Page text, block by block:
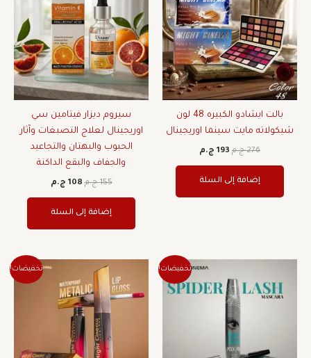
بالت ايشادو الكبيره 48 لون
شيكولاته مايت سينما اوريجينال
276 ج.م
276 ج.م.
193 ج.م
193 ج.م.
إضافة إلى السلة
سيروم ديزار فيتامين سي
اوريجينال لعلاج التصبغات وآثار
الحبوب والبهتان والتجاعيد
والجفاف والبقع الداكنة
155 ج.م
155 ج.م.
108 ج.م
108 ج.م.
إضافة إلى السلة
تخفيضات!
السعر
الأصلي
هو:
183 ج.م.
السعر
الحالي
هو:
تخفيضات!
هو:
65 ج.م.
السعر
الحالي
هناك